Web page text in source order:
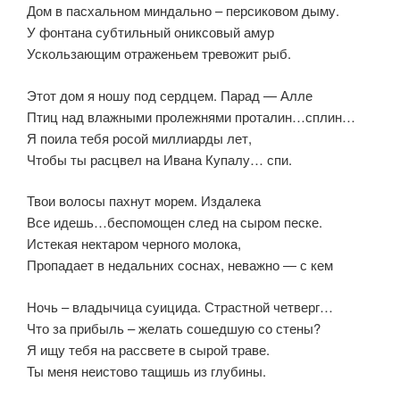
Дом в пасхальном миндально – персиковом дыму.
У фонтана субтильный ониксовый амур
Ускользающим отраженьем тревожит рыб.
Этот дом я ношу под сердцем. Парад — Алле
Птиц над влажными пролежнями проталин…сплин…
Я поила тебя росой миллиарды лет,
Чтобы ты расцвел на Ивана Купалу… спи.
Твои волосы пахнут морем. Издалека
Все идешь…беспомощен след на сыром песке.
Истекая нектаром черного молока,
Пропадает в недальних соснах, неважно — с кем
Ночь – владычица суицида. Страстной четверг…
Что за прибыль – желать сошедшую со стены?
Я ищу тебя на рассвете в сырой траве.
Ты меня неистово тащишь из глубины.